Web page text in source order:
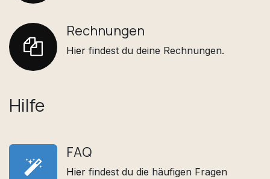
Rechnungen
Hier findest du deine Rechnungen.
Hilfe
FAQ
Hier findest du die häufigen Fragen